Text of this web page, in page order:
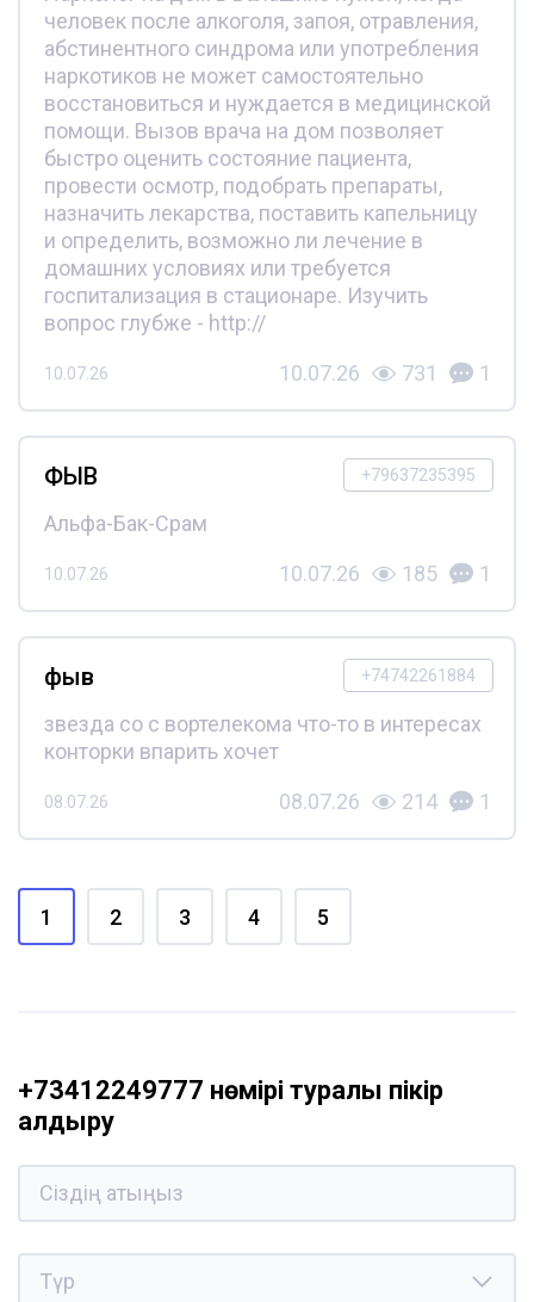
человек после алкоголя, запоя, отравления,
абстинентного синдрома или употребления
наркотиков не может самостоятельно
восстановиться и нуждается в медицинской
помощи. Вызов врача на дом позволяет
быстро оценить состояние пациента,
провести осмотр, подобрать препараты,
назначить лекарства, поставить капельницу
и определить, возможно ли лечение в
домашних условиях или требуется
госпитализация в стационаре. Изучить
вопрос глубже - http://
10.07.26 10.07.26 731 1
+79637235395
ФЫВ
Альфа-Бак-Срам
10.07.26 10.07.26 185 1
+74742261884
фыв
звезда со с вортелекома что-то в интересах
конторки впарить хочет
08.07.26 08.07.26 214 1
1 2 3 4 5
+73412249777 нөмірі туралы пікір
қалдыру